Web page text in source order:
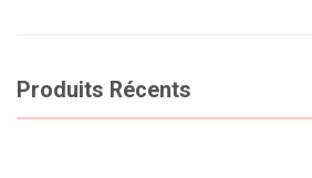
Produits Récents